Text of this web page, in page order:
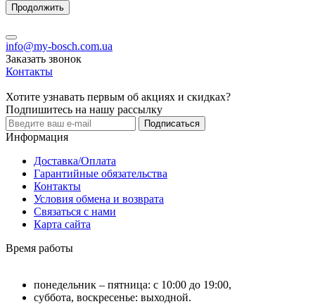
Продолжить
info@my-bosch.com.ua
Заказать звонок
Контакты
Хотите узнавать первым об акциях и скидках?
Подпишитесь на нашу рассылку
Подписаться
Информация
Доставка/Оплата
Гарантийные обязательства
Контакты
Условия обмена и возврата
Связаться с нами
Карта сайта
Время работы
понедельник – пятница: с 10:00 до 19:00,
суббота, воскресенье: выходной.